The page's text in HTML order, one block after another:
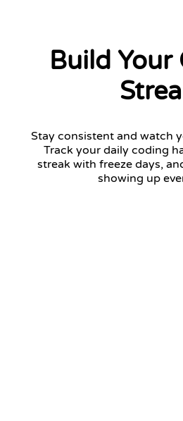
Build Your
Stay consistent and watch
Track your daily coding
streak with freeze days,
showing up